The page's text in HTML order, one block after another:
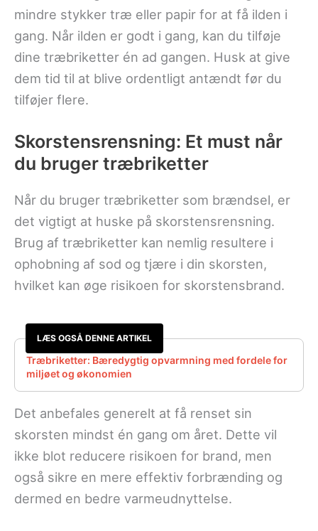
mindre stykker træ eller papir for at få ilden i
gang. Når ilden er godt i gang, kan du tilføje
dine træbriketter én ad gangen. Husk at give
dem tid til at blive ordentligt antændt før du
tilføjer flere.
Skorstensrensning: Et must når
du bruger træbriketter
Når du bruger træbriketter som brændsel, er
det vigtigt at huske på skorstensrensning.
Brug af træbriketter kan nemlig resultere i
ophobning af sod og tjære i din skorsten,
hvilket kan øge risikoen for skorstensbrand.
LÆS OGSÅ DENNE ARTIKEL
Træbriketter: Bæredygtig opvarmning med fordele for
miljøet og økonomien
Det anbefales generelt at få renset sin
skorsten mindst én gang om året. Dette vil
ikke blot reducere risikoen for brand, men
også sikre en mere effektiv forbrænding og
dermed en bedre varmeudnyttelse.